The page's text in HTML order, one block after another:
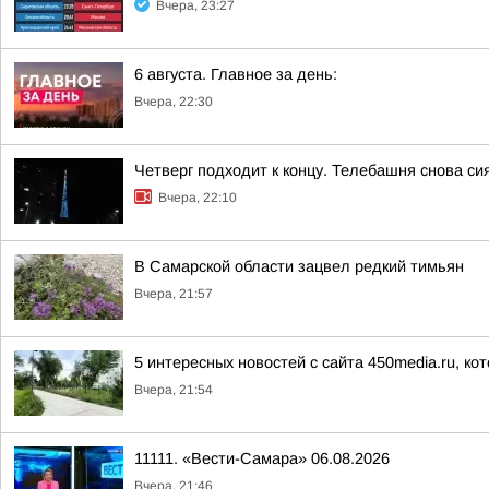
Вчера, 23:27
6 августа. Главное за день:
Вчера, 22:30
Четверг подходит к концу. Телебашня снова
Вчера, 22:10
В Самарской области зацвел редкий тимьян
Вчера, 21:57
5 интересных новостей с сайта 450media.ru,
Вчера, 21:54
11111. «Вести-Самара» 06.08.2026
Вчера, 21:46